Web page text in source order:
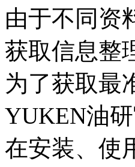
由于不同资
获取信息整
为了获取最
YUKEN油
在安装、使